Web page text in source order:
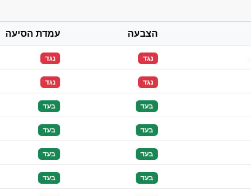
הצבעה עמדת הסיעה
נגד נגד
נגד נגד
בעד בעד
בעד בעד
בעד בעד
בעד בעד